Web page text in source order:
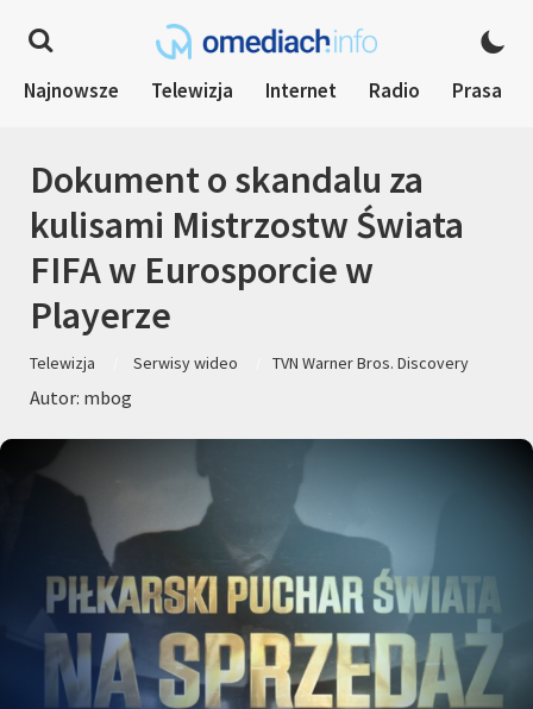
Najnowsze Telewizja Internet Radio Prasa
Dokument o skandalu za
kulisami Mistrzostw Świata
FIFA w Eurosporcie w
Playerze
Telewizja Serwisy wideo TVN Warner Bros. Discovery
Autor: mbog